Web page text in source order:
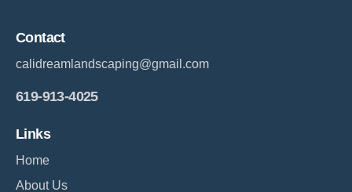
Contact
calidreamlandscaping@gmail.com
619-913-4025
Links
Home
About Us